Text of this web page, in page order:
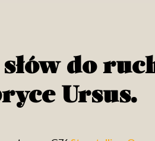
słów do
Ursus.